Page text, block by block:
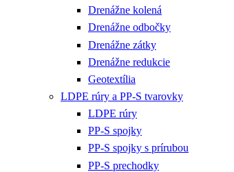
Drenážne kolená
Drenážne odbočky
Drenážne zátky
Drenážne redukcie
Geotextília
LDPE rúry a PP-S tvarovky
LDPE rúry
PP-S spojky
PP-S spojky s prírubou
PP-S prechodky